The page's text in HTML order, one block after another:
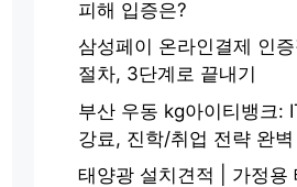
피해 입증은?
삼성페이 온라인결제 인
절차, 3단계로 끝내기
부산 우동 kg아이티뱅크:
강료, 진학/취업 전략 완벽
태양광 설치견적 | 가정용